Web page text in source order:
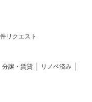
リクエスト
分譲・賃貸
リノベ済み